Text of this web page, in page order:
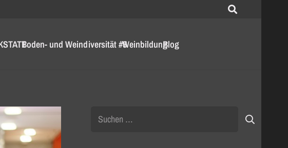
Boden- und Weindiversität #5WeinbildungBlog
nach: